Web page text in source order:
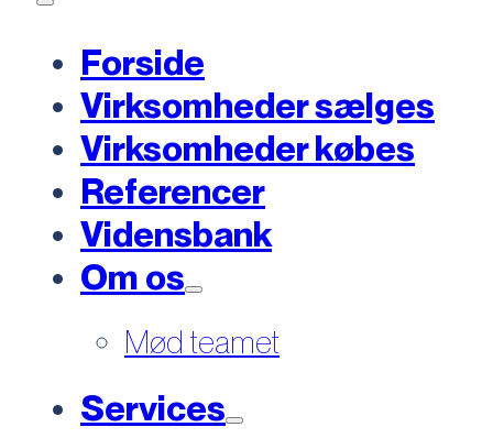
Forside
Virksomheder sælges
Virksomheder købes
Referencer
Vidensbank
Om os
Mød teamet
Services